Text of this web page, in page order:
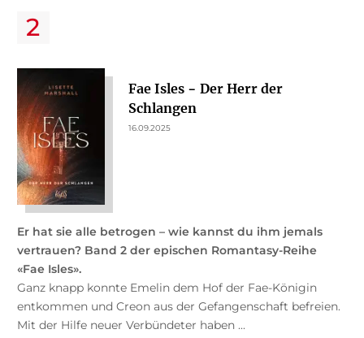
Fae Isles − Der Herr der
Schlangen
16.09.2025
Er hat sie alle betrogen – wie kannst du ihm jemals
vertrauen? Band 2 der epischen Romantasy-Reihe
«Fae Isles».
Ganz knapp konnte Emelin dem Hof der Fae-Königin
entkommen und Creon aus der Gefangenschaft befreien.
Mit der Hilfe neuer Verbündeter haben ...